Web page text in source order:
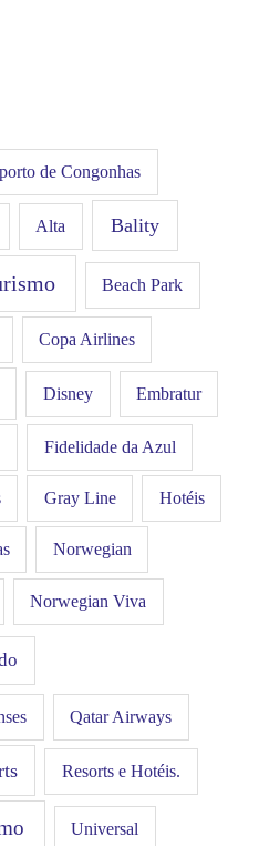
de Congonhas
Alta Bality
Beach Park
Copa Airlines
Disney Embratur
Fidelidade da Azul
Gray Line Hotéis
Norwegian
Norwegian Viva
Qatar Airways
Resorts e Hotéis.
Universal